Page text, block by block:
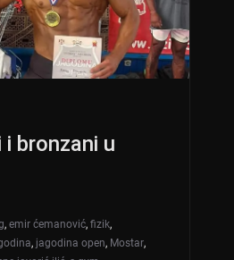
bronzani u
, emir ćemanović, fizik,
, jagodina open, Mostar,